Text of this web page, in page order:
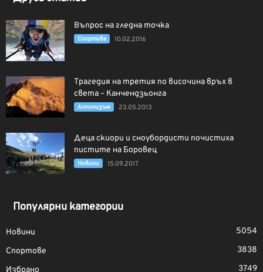
Въпрос на гледна точка
Спортове 10.02.2016
Трагедия на третия по височина връх в
света – Канчендзьонга
Алпинизъм 23.05.2013
Деца скиори и сноубордисти почистиха
пистите на Боровец
Новини 15.09.2017
Популярни категории
Новини
5054
Спортове
3838
3749